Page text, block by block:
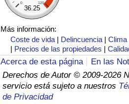
0 120
36.25
Más información:
Coste de vida | Delincuencia |Clima
| Precios de las propiedades |
Acerca de esta página
En las
Derechos de Autor © 2009-2026
servicio está sujeto a nuestros
de Privacidad